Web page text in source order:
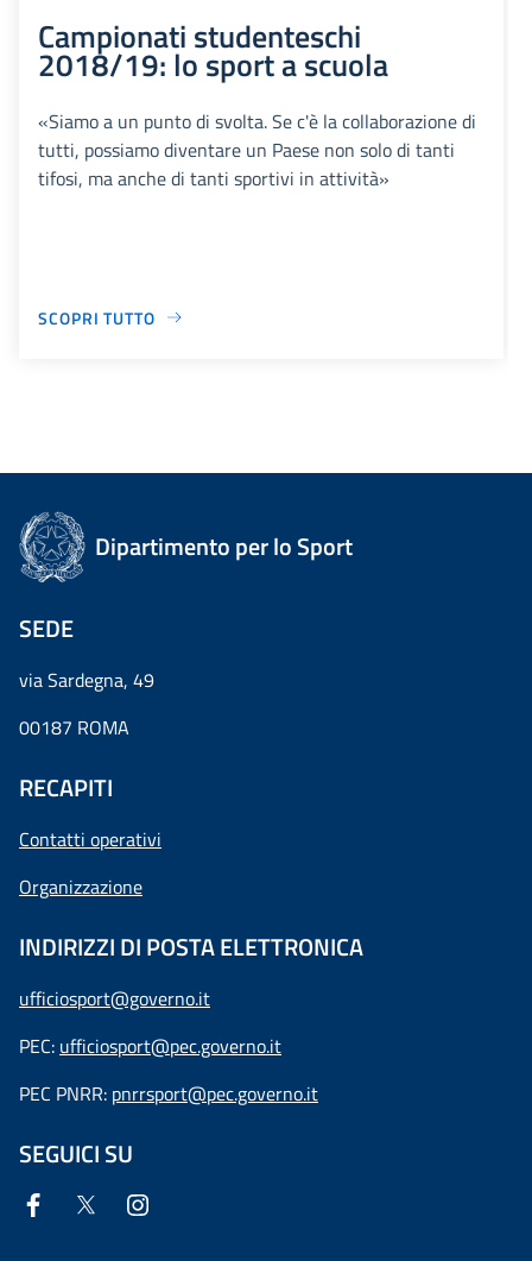
Campionati studenteschi
2018/19: lo sport a scuola
«Siamo a un punto di svolta. Se c'è la collaborazione di
tutti, possiamo diventare un Paese non solo di tanti
tifosi, ma anche di tanti sportivi in attività»
SCOPRI TUTTO
Dipartimento per lo Sport
SEDE
via Sardegna, 49
00187 ROMA
RECAPITI
Contatti operativi
Organizzazione
INDIRIZZI DI POSTA ELETTRONICA
ufficiosport@governo.it
PEC: ufficiosport@pec.governo.it
PEC PNRR: pnrrsport@pec.governo.it
SEGUICI SU